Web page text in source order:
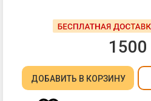
1500
ДОБАВИТЬ В КОРЗИНУ